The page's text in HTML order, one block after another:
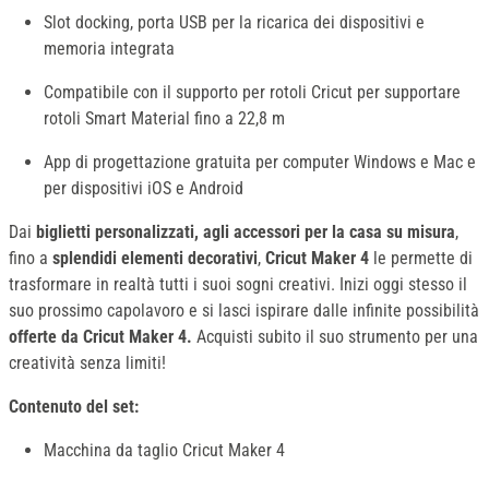
Slot docking, porta USB per la ricarica dei dispositivi e
memoria integrata
Compatibile con il supporto per rotoli Cricut per supportare
rotoli Smart Material fino a 22,8 m
App di progettazione gratuita per computer Windows e Mac e
per dispositivi iOS e Android
Dai biglietti personalizzati, agli accessori per la casa su misura,
fino a splendidi elementi decorativi, Cricut Maker 4 le permette di
trasformare in realtà tutti i suoi sogni creativi. Inizi oggi stesso il
suo prossimo capolavoro e si lasci ispirare dalle infinite possibilità
offerte da Cricut Maker 4. Acquisti subito il suo strumento per una
creatività senza limiti!
Contenuto del set:
Macchina da taglio Cricut Maker 4